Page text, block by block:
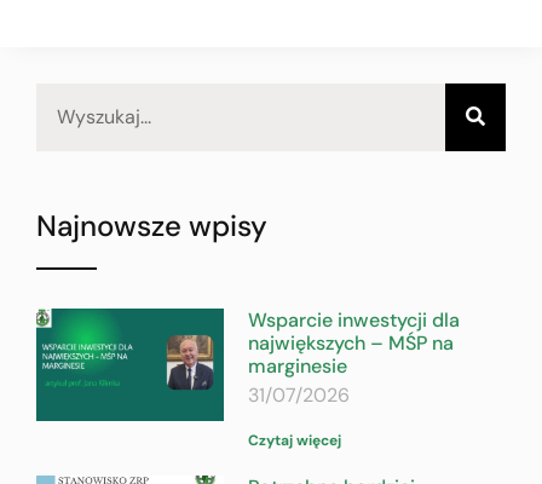
Najnowsze wpisy
Wsparcie inwestycji dla
największych – MŚP na
marginesie
31/07/2026
Czytaj więcej